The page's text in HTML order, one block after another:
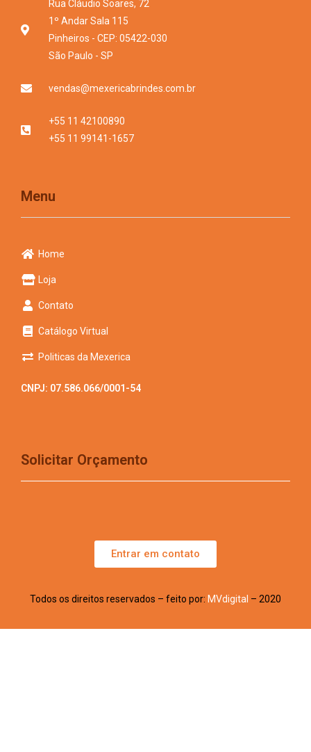
Rua Cláudio Soares, 72
1º Andar Sala 115
Pinheiros - CEP: 05422-030
São Paulo - SP
vendas@mexericabrindes.com.br
+55 11 42100890
+55 11 99141-1657
Menu
Home
Loja
Contato
Catálogo Virtual
Politicas da Mexerica
CNPJ: 07.586.066/0001-54
Solicitar Orçamento
Entrar em contato
Todos os direitos reservados – feito por: MVdigital – 2020